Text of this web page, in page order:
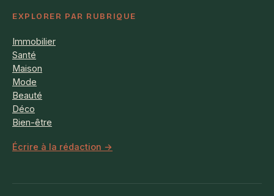
EXPLORER PAR RUBRIQUE
Immobilier
Santé
Maison
Mode
Beauté
Déco
Bien-être
Écrire à la rédaction →